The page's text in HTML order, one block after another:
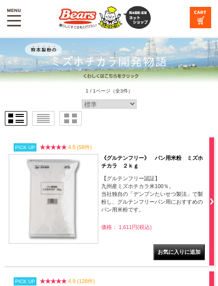
1 / 1ページ （全3件）
PICK UP
4.8 (58件)
《グルテンフリー》 パン用米粉 ミズホ
チカラ ２ｋｇ
【グルテンフリー認証】
九州産ミズホチカラ米100％。
当社独自の「デンプンたいせつ製法」で製
粉し、グルテンフリーパン用におすすめの
パン用米粉です。
価格： 1,611円(税込)
PICK UP
4.9 (128件)